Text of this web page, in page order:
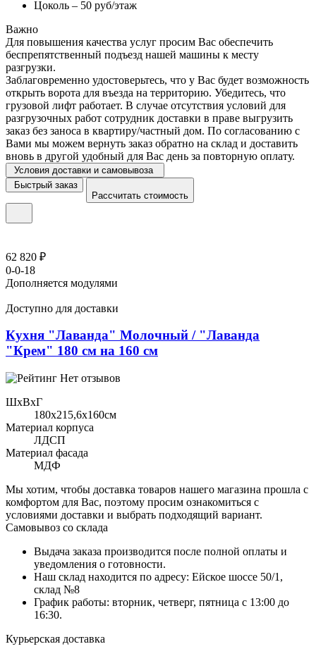
Цоколь – 50 руб/этаж
Важно
Для повышения качества услуг просим Вас обеспечить
беспрепятственный подъезд нашей машины к месту
разгрузки.
Заблаговременно удостоверьтесь, что у Вас будет возможность
открыть ворота для въезда на территорию. Убедитесь, что
грузовой лифт работает. В случае отсутствия условий для
разгрузочных работ сотрудник доставки в праве выгрузить
заказ без заноса в квартиру/частный дом. По согласованию с
Вами мы можем вернуть заказ обратно на склад и доставить
вновь в другой удобный для Вас день за повторную оплату.
Условия доставки и самовывоза
Быстрый заказ
Рассчитать стоимость
62 820 ₽
0-0-18
Дополняется модулями
Доступно для доставки
Кухня "Лаванда" Молочный / "Лаванда
"Крем" 180 см на 160 см
Нет отзывов
ШхВхГ
180x215,6х160см
Материал корпуса
ЛДСП
Материал фасада
МДФ
Мы хотим, чтобы доставка товаров нашего магазина прошла с
комфортом для Вас, поэтому просим ознакомиться с
условиями доставки и выбрать подходящий вариант.
Самовывоз со склада
Выдача заказа производится после полной оплаты и
уведомления о готовности.
Наш склад находится по адресу: Ейское шоссе 50/1,
склад №8
График работы: вторник, четверг, пятница с 13:00 до
16:30.
Курьерская доставка